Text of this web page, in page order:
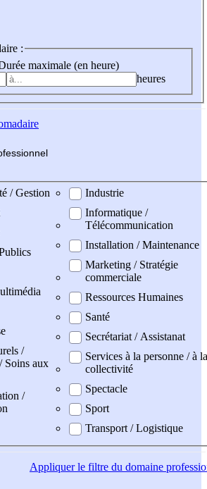
:
maximale (en heure)
heures
fessionnel
/ Gestion
/
Soins aux
/
Industrie
Informatique /
Télécommunication
Installation / Maintenance
Marketing / Stratégie
commerciale
Ressources Humaines
Santé
Secrétariat / Assistanat
Services à la personne / à la
collectivité
Spectacle
Sport
Transport / Logistique
Appliquerle filtre du domaine